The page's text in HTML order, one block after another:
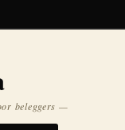
beleggers —